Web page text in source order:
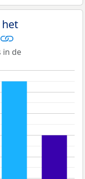
in de